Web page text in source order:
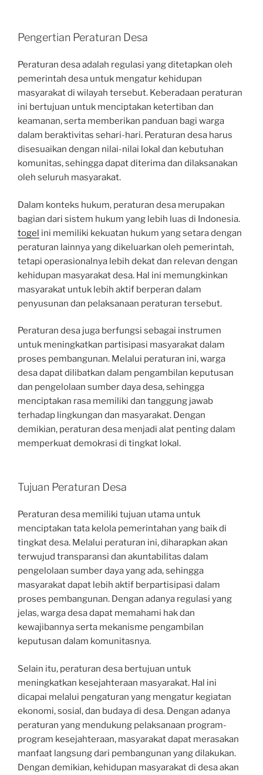
Pengertian Peraturan Desa
Peraturan desa adalah regulasi yang ditetapkan oleh
pemerintah desa untuk mengatur kehidupan
masyarakat di wilayah tersebut. Keberadaan peraturan
ini bertujuan untuk menciptakan ketertiban dan
keamanan, serta memberikan panduan bagi warga
dalam beraktivitas sehari-hari. Peraturan desa harus
disesuaikan dengan nilai-nilai lokal dan kebutuhan
komunitas, sehingga dapat diterima dan dilaksanakan
oleh seluruh masyarakat.
Dalam konteks hukum, peraturan desa merupakan
bagian dari sistem hukum yang lebih luas di Indonesia.
togel ini memiliki kekuatan hukum yang setara dengan
peraturan lainnya yang dikeluarkan oleh pemerintah,
tetapi operasionalnya lebih dekat dan relevan dengan
kehidupan masyarakat desa. Hal ini memungkinkan
masyarakat untuk lebih aktif berperan dalam
penyusunan dan pelaksanaan peraturan tersebut.
Peraturan desa juga berfungsi sebagai instrumen
untuk meningkatkan partisipasi masyarakat dalam
proses pembangunan. Melalui peraturan ini, warga
desa dapat dilibatkan dalam pengambilan keputusan
dan pengelolaan sumber daya desa, sehingga
menciptakan rasa memiliki dan tanggung jawab
terhadap lingkungan dan masyarakat. Dengan
demikian, peraturan desa menjadi alat penting dalam
memperkuat demokrasi di tingkat lokal.
Tujuan Peraturan Desa
Peraturan desa memiliki tujuan utama untuk
menciptakan tata kelola pemerintahan yang baik di
tingkat desa. Melalui peraturan ini, diharapkan akan
terwujud transparansi dan akuntabilitas dalam
pengelolaan sumber daya yang ada, sehingga
masyarakat dapat lebih aktif berpartisipasi dalam
proses pembangunan. Dengan adanya regulasi yang
jelas, warga desa dapat memahami hak dan
kewajibannya serta mekanisme pengambilan
keputusan dalam komunitasnya.
Selain itu, peraturan desa bertujuan untuk
meningkatkan kesejahteraan masyarakat. Hal ini
dicapai melalui pengaturan yang mengatur kegiatan
ekonomi, sosial, dan budaya di desa. Dengan adanya
peraturan yang mendukung pelaksanaan program-
program kesejahteraan, masyarakat dapat merasakan
manfaat langsung dari pembangunan yang dilakukan.
Dengan demikian, kehidupan masyarakat di desa akan